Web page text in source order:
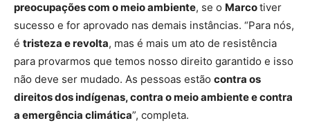
preocupações com o meio ambiente, se o Marcotiver
sucesso e for aprovado nas demais instâncias. “Para nós,
é tristeza e revolta, mas é mais um ato de resistência
para provarmos que temos nosso direito garantido e isso
não deve ser mudado. As pessoas estão contra os
direitos dos indígenas, contra o meio ambiente e contra
a emergência climática”, completa.